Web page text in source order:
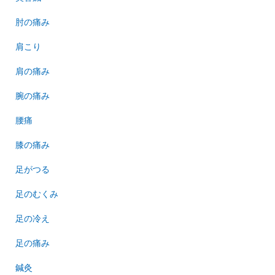
肘の痛み
肩こり
肩の痛み
腕の痛み
腰痛
膝の痛み
足がつる
足のむくみ
足の冷え
足の痛み
鍼灸